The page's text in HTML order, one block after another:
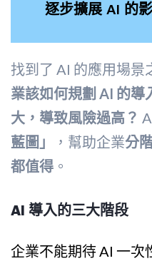
逐步擴展 AI 的
找到了 AI 的應用場景
業該如何規劃 AI 的
大，導致風險過高？
藍圖」
，幫助企業分
都值得 。
AI 導入的三大階段
企業不能期待 AI 一